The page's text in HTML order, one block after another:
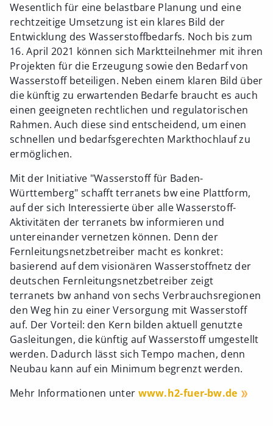
Wesentlich für eine belastbare Planung und eine
rechtzeitige Umsetzung ist ein klares Bild der
Entwicklung des Wasserstoffbedarfs. Noch bis zum
16. April 2021 können sich Marktteilnehmer mit ihren
Projekten für die Erzeugung sowie den Bedarf von
Wasserstoff beteiligen. Neben einem klaren Bild über
die künftig zu erwartenden Bedarfe braucht es auch
einen geeigneten rechtlichen und regulatorischen
Rahmen. Auch diese sind entscheidend, um einen
schnellen und bedarfsgerechten Markthochlauf zu
ermöglichen.
Mit der Initiative "Wasserstoff für Baden-
Württemberg" schafft terranets bw eine Plattform,
auf der sich Interessierte über alle Wasserstoff-
Aktivitäten der terranets bw informieren und
untereinander vernetzen können. Denn der
Fernleitungsnetzbetreiber macht es konkret:
basierend auf dem visionären Wasserstoffnetz der
deutschen Fernleitungsnetzbetreiber zeigt
terranets bw anhand von sechs Verbrauchsregionen
den Weg hin zu einer Versorgung mit Wasserstoff
auf. Der Vorteil: den Kern bilden aktuell genutzte
Gasleitungen, die künftig auf Wasserstoff umgestellt
werden. Dadurch lässt sich Tempo machen, denn
Neubau kann auf ein Minimum begrenzt werden.
Mehr Informationen unter www.h2-fuer-bw.de